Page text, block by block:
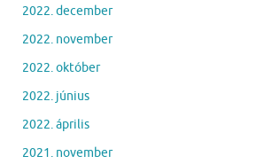
2022. december
2022. november
2022. október
2022. június
2022. április
2021. november